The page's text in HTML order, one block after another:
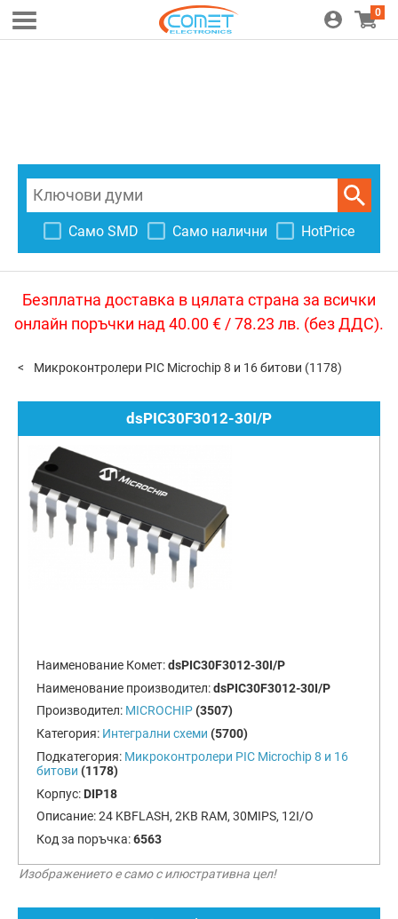
0
Само SMD Само налични HotPrice
Безплатна доставка в цялата страна за всички
онлайн поръчки над 40.00 € / 78.23 лв. (без ДДС).
Микроконтролери PIC Microchip 8 и 16 битови (1178)
dsPIC30F3012-30I/P
Наименование Комет:dsPIC30F3012-30I/P
Наименование производител:dsPIC30F3012-30I/P
Производител: MICROCHIP (3507)
Категория: Интегрални схеми (5700)
Подкатегория: Микроконтролери PIC Microchip 8 и 16
битови (1178)
Корпус: DIP18
Описание:24 KBFLASH, 2KB RAM, 30MIPS, 12I/O
Код за поръчка:6563
Изображението е само с илюстративна цел!